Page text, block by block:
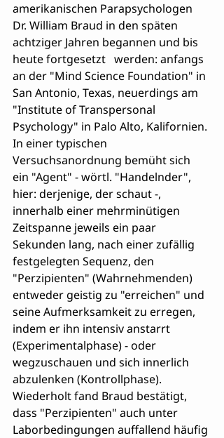
amerikanischen Parapsychologen
Dr. William Braud in den späten
achtziger Jahren begannen und bis
heute fortgesetzt   werden: anfangs
an der "Mind Science Foundation" in
San Antonio, Texas, neuerdings am
"Institute of Transpersonal
Psychology" in Palo Alto, Kalifornien.
In einer typischen
Versuchsanordnung bemüht sich
ein "Agent" - wörtl. "Handelnder",
hier: derjenige, der schaut -,
innerhalb einer mehrminütigen
Zeitspanne jeweils ein paar
Sekunden lang, nach einer zufällig
festgelegten Sequenz, den
"Perzipienten" (Wahrnehmenden)
entweder geistig zu "erreichen" und
seine Aufmerksamkeit zu erregen,
indem er ihn intensiv anstarrt
(Experimentalphase) - oder
wegzuschauen und sich innerlich
abzulenken (Kontrollphase).
Wiederholt fand Braud bestätigt,
dass "Perzipienten" auch unter
Laborbedingungen auffallend häufig